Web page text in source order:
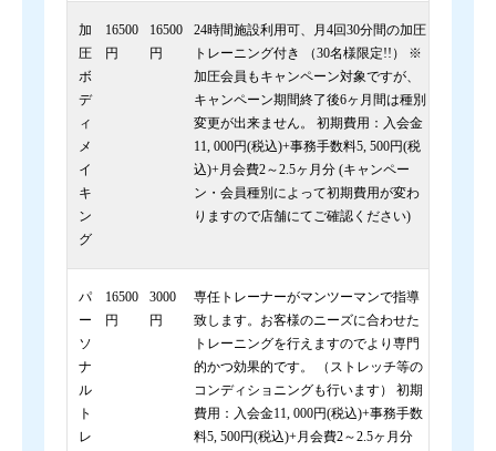
加
圧
ボ
デ
ィ
メ
イ
キ
ン
グ
16500
円
16500
円
24時間施設利用可、月4回30分間の加圧
トレーニング付き （30名様限定!!） ※
加圧会員もキャンペーン対象ですが、
キャンペーン期間終了後6ヶ月間は種別
変更が出来ません。 初期費用：入会金
11, 000円(税込)+事務手数料5, 500円(税
込)+月会費2～2.5ヶ月分 (キャンペー
ン・会員種別によって初期費用が変わ
りますので店舗にてご確認ください)
パ
ー
ソ
ナ
ル
ト
レ
16500
円
3000
円
専任トレーナーがマンツーマンで指導
致します。お客様のニーズに合わせた
トレーニングを行えますのでより専門
的かつ効果的です。 （ストレッチ等の
コンディショニングも行います） 初期
費用：入会金11, 000円(税込)+事務手数
料5, 500円(税込)+月会費2～2.5ヶ月分